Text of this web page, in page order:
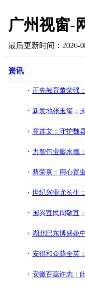
广州视窗-
最后更新时间：2026-
资讯
正先教育董荣强：
新发地张玉玺：
霍连文：守护魏
力智伟业廖水德
蔡荣熹：用心置
世纪兴业尤长生：守
国兴宜民周敬宜：智能移动哨位
湖北巴东博盛姚
安得和众薛全英：深耕数
安徽百蕊许志：